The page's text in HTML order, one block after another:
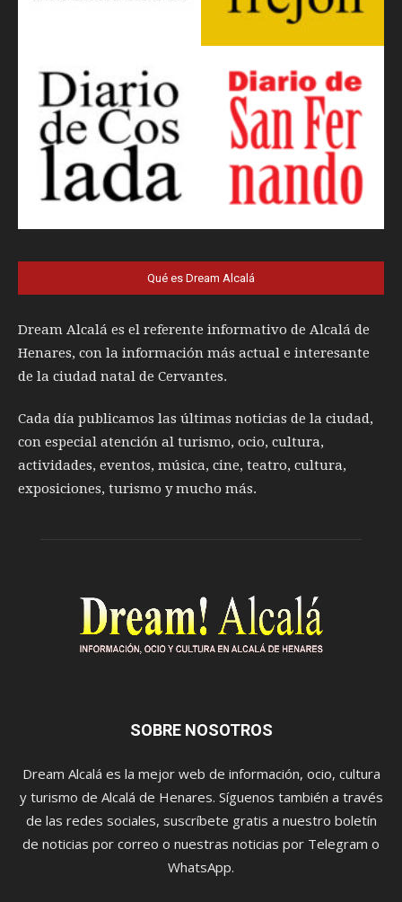
Qué es Dream Alcalá
Dream Alcalá es el referente informativo de Alcalá de
Henares, con la información más actual e interesante
de la ciudad natal de Cervantes.
Cada día publicamos las últimas noticias de la ciudad,
con especial atención al turismo, ocio, cultura,
actividades, eventos, música, cine, teatro, cultura,
exposiciones, turismo y mucho más.
SOBRE NOSOTROS
Dream Alcalá es la mejor web de información, ocio, cultura
y turismo de Alcalá de Henares. Síguenos también a través
de las redes sociales, suscríbete gratis a nuestro boletín
de noticias por correo o nuestras noticias por Telegram o
WhatsApp.